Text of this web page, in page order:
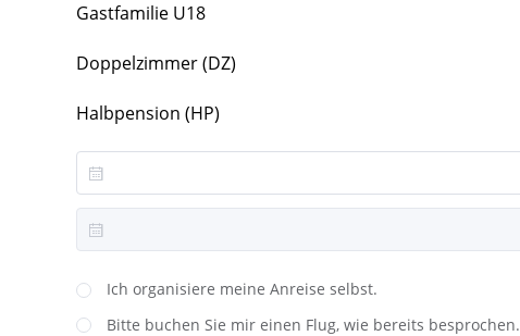
Gastfamilie U18
Doppelzimmer (DZ)
Halbpension (HP)
Ich organisiere meine Anreise selbst.
Bitte buchen Sie mir einen Flug, wie bereits besprochen.